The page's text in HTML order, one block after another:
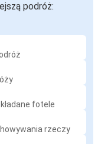
podróż:
fotele
rzeczy